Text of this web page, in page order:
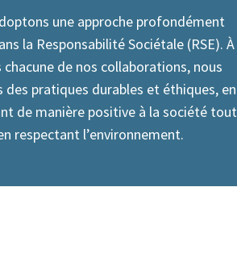
une approche profondément
la Responsabilité Sociétale (RSE). À
chacune de nos collaborations, nous
des pratiques durables et éthiques, en
de manière positive à la société tout
respectant l’environnement.